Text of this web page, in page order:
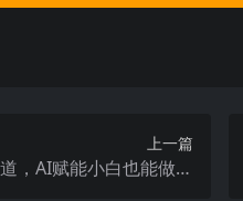
上一篇
，AI赋能小白也能做原